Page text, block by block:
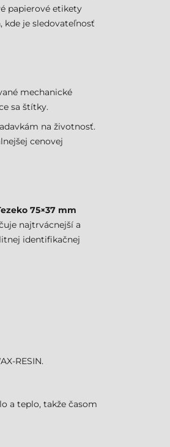
papierové etikety
je sledovateľnosť
mechanické
sa štítky.
na životnosť.
cenovej
75×37 mm
najtrvácnejší a
identifikačnej
RESIN.
a teplo, takže časom